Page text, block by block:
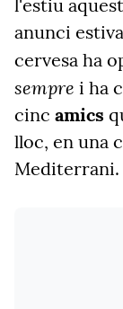
l'estiu
anunci
cervesa ha
sempre i ha
cinc amics
lloc, en una
Mediterrani.